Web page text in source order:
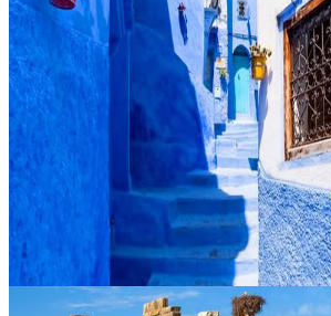
Tour di 5 giorni da Casablanca a
Un itinerario di cinque giorni pensato per chi
Marocco attraverso città iconiche, atmosfere
continuo cambiamento. Il percorso da
ac...
Su richiesta
Merzouga, Marocco